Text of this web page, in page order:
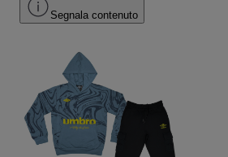
Segnala contenuto